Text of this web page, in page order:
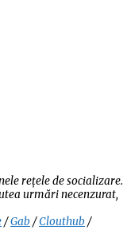
rețele de socializare.
urmări necenzurat,
/Gab /Clouthub /